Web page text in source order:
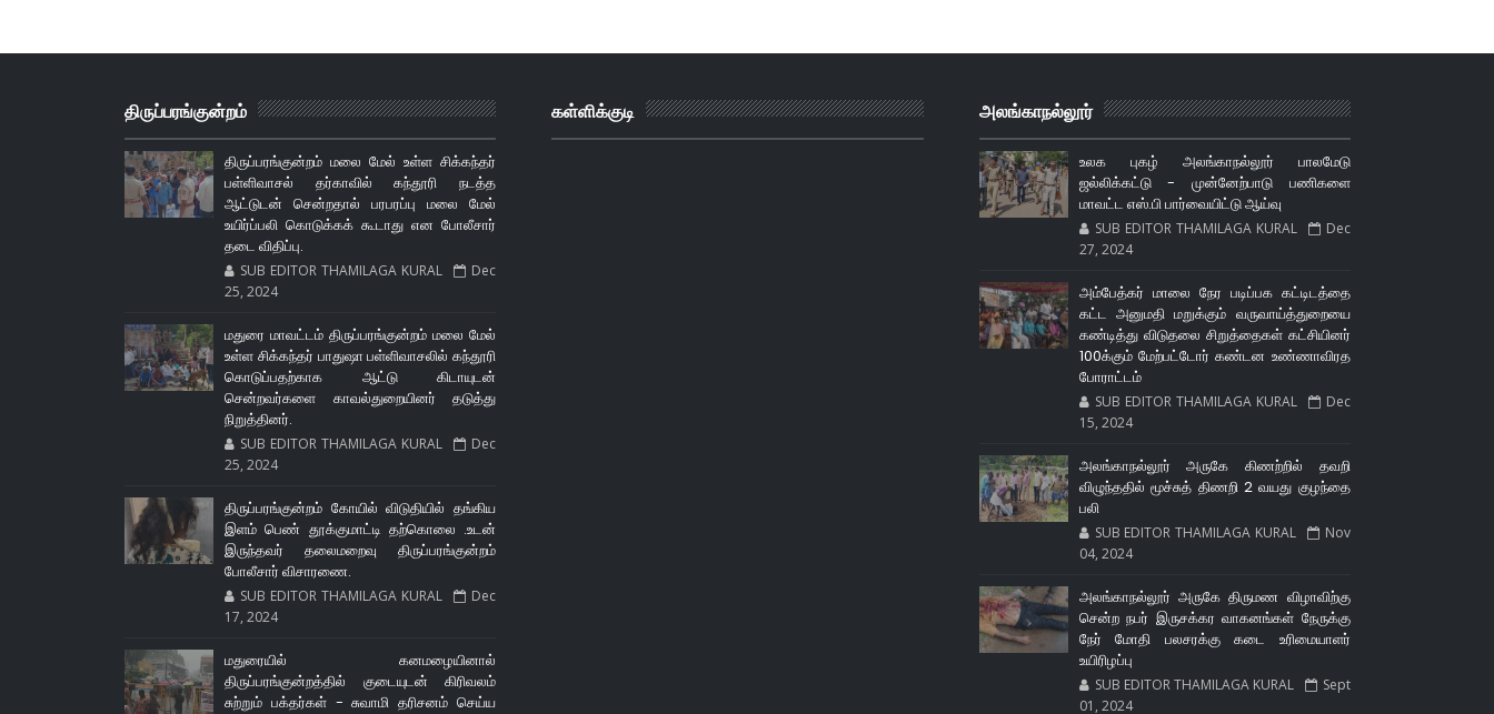
திருப்பரங்குன்றம்
திருப்பரங்குன்றம் மலை மேல் உள்ள சிக்கந்தர்
பள்ளிவாசல் தர்காவில் கந்தூரி நடத்த
ஆட்டுடன் சென்றதால் பரபரப்பு மலை மேல்
உயிர்ப்பலி கொடுக்கக் கூடாது என போலீசார்
தடை விதிப்பு.
SUB EDITOR THAMILAGA KURAL
Dec
25, 2024
மதுரை மாவட்டம் திருப்பரங்குன்றம் மலை மேல்
உள்ள சிக்கந்தர் பாதுஷா பள்ளிவாசலில் கந்தூரி
கொடுப்பதற்காக ஆட்டு கிடாயுடன்
சென்றவர்களை காவல்துறையினர் தடுத்து
நிறுத்தினர்.
SUB EDITOR THAMILAGA KURAL
Dec
25, 2024
திருப்பரங்குன்றம் கோயில் விடுதியில் தங்கிய
இளம் பெண் தூக்குமாட்டி தற்கொலை .உடன்
இருந்தவர் தலைமறைவு திருப்பரங்குன்றம்
போலீசார் விசாரணை.
SUB EDITOR THAMILAGA KURAL
Dec
17, 2024
மதுரையில் கனமழையினால்
திருப்பரங்குன்றத்தில் குடையுடன் கிரிவலம்
சுற்றும் பக்தர்கள் - சுவாமி தரிசனம் செய்ய
கள்ளிக்குடி அலங்காநல்லூர்
உலக புகழ் அலங்காநல்லூர் பாலமேடு
ஜல்லிக்கட்டு - முன்னேற்பாடு பணிகளை
மாவட்ட எஸ்.பி பார்வையிட்டு ஆய்வு
SUB EDITOR THAMILAGA KURAL
Dec
27, 2024
அம்பேத்கர் மாலை நேர படிப்பக கட்டிடத்தை
கட்ட அனுமதி மறுக்கும் வருவாய்த்துறையை
கண்டித்து விடுதலை சிறுத்தைகள் கட்சியினர்
100க்கும் மேற்பட்டோர் கண்டன உண்ணாவிரத
போராட்டம்
SUB EDITOR THAMILAGA KURAL
Dec
15, 2024
அலங்காநல்லூர் அருகே கிணற்றில் தவறி
விழுந்ததில் மூச்சுத் திணறி 2 வயது குழந்தை
பலி
SUB EDITOR THAMILAGA KURAL
Nov
04, 2024
அலங்காநல்லூர் அருகே திருமண விழாவிற்கு
சென்ற நபர் இருசக்கர வாகனங்கள் நேருக்கு
நேர் மோதி பலசரக்கு கடை உரிமையாளர்
உயிரிழப்பு
SUB EDITOR THAMILAGA KURAL
Sept
01, 2024